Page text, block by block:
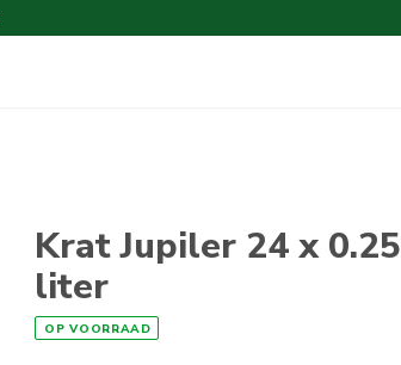
Krat Jupiler 24 x 0.25
liter
OP VOORRAAD